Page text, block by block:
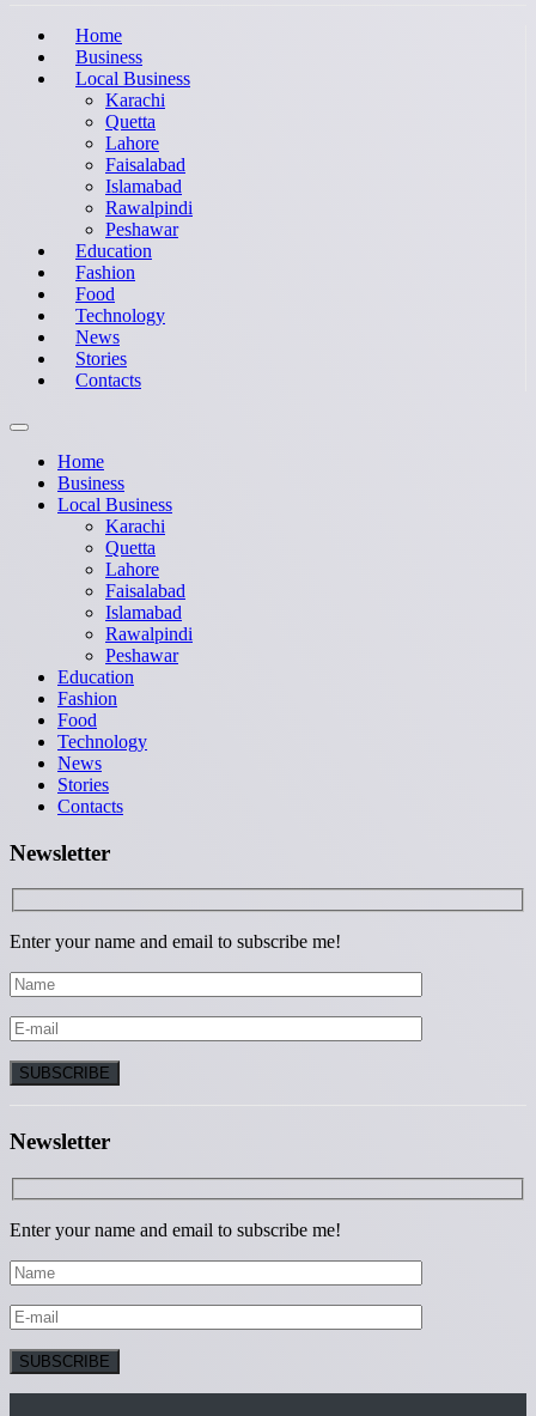
Home
Business
Local Business
Karachi
Quetta
Lahore
Faisalabad
Islamabad
Rawalpindi
Peshawar
Education
Fashion
Food
Technology
News
Stories
Contacts
Home
Business
Local Business
Karachi
Quetta
Lahore
Faisalabad
Islamabad
Rawalpindi
Peshawar
Education
Fashion
Food
Technology
News
Stories
Contacts
Newsletter
Enter your name and email to subscribe me!
Newsletter
Enter your name and email to subscribe me!